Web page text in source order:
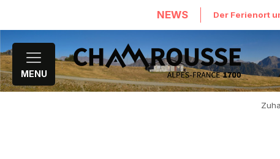
NEWS Der Ferienort
MENU